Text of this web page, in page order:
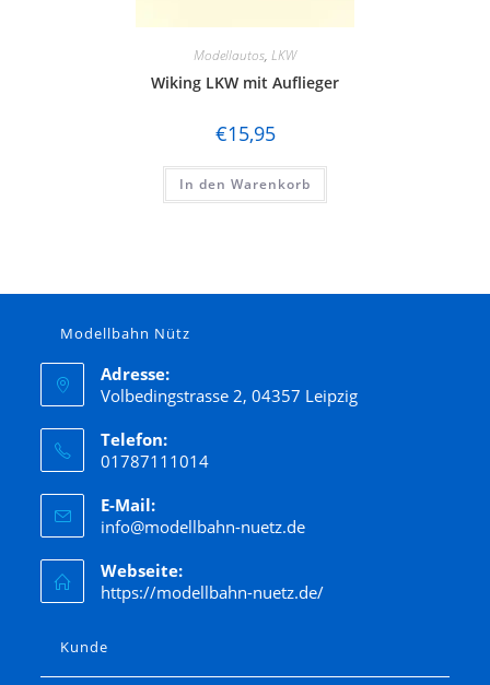
Modellautos, LKW
Wiking LKW mit Auflieger
€15,95
In den Warenkorb
Modellbahn Nütz
Adresse:
Volbedingstrasse 2, 04357 Leipzig
Telefon:
01787111014
E-Mail:
info@modellbahn-nuetz.de
Webseite:
https://modellbahn-nuetz.de/
Kunde